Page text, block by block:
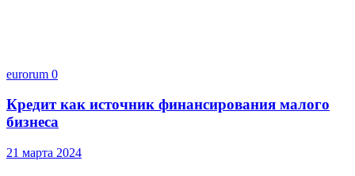
eurorum 0
Кредит как источник финансирования малого
бизнеса
21 марта 2024